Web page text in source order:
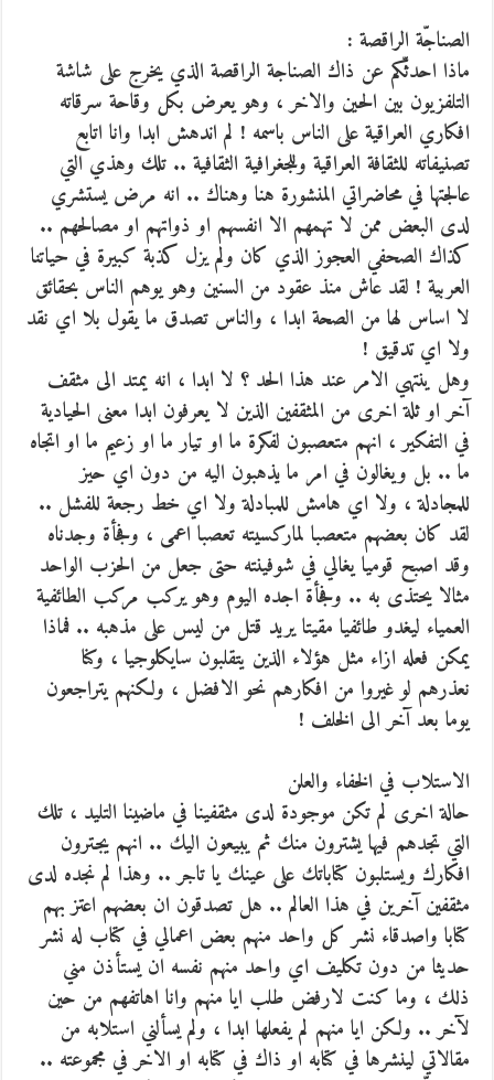
الصناجّة الراقصة :
ماذا احدثّكم عن ذاك الصناجة الراقصة الذي يخرج على شاشة
التلفزيون بين الحين والاخر ، وهو يعرض بكل وقاحة سرقاته
افكاري العراقية على الناس باسمه ! لم اندهش ابدا وانا اتابع
تصنيفاته للثقافة العراقية وللجغرافية الثقافية .. تلك وهذي التي
عالجتها في محاضراتي المنشورة هنا وهناك .. انه مرض يستشري
لدى البعض ممن لا تهمهم الا انفسهم او ذواتهم او مصالحهم ..
كذاك الصحفي العجوز الذي كان ولم يزل كذبة كبيرة في حياتنا
العربية ! لقد عاش منذ عقود من السنين وهو يوهم الناس بحقائق
لا اساس لها من الصحة ابدا ، والناس تصدق ما يقول بلا اي نقد
ولا اي تدقيق !
وهل ينتهي الامر عند هذا الحد ؟ لا ابدا ، انه يمتد الى مثقف
آخر او ثلة اخرى من المثقفين الذين لا يعرفون ابدا معنى الحيادية
في التفكير ، انهم متعصبون لفكرة ما او تيار ما او زعيم ما او اتجاه
ما .. بل ويغالون في امر ما يذهبون اليه من دون اي حيز
للمجادلة ، ولا اي هامش للمبادلة ولا اي خط رجعة للفشل ..
لقد كان بعضهم متعصبا لماركسيته تعصبا اعمى ، وفجأة وجدناه
وقد اصبح قوميا يغالي في شوفينته حتى جعل من الحزب الواحد
مثالا يحتذى به .. وفجأة اجده اليوم وهو يركب مركب الطائفية
العمياء ليغدو طائفيا مقيتا يريد قتل من ليس على مذهبه .. فماذا
يمكن فعله ازاء مثل هؤلاء الذين يتقلبون سايكلوجيا ، وكنا
نعذرهم لو غيروا من افكارهم نحو الافضل ، ولكنهم يتراجعون
يوما بعد آخر الى الخلف !
الاستلاب في الخفاء والعلن
حالة اخرى لم تكن موجودة لدى مثقفينا في ماضينا التليد ، تلك
التي تجدهم فيها يشترون منك ثم يبيعون اليك .. انهم يجترون
افكارك ويستلبون كتاباتك على عينك يا تاجر .. وهذا لم نجده لدى
مثقفين آخرين في هذا العالم .. هل تصدقون ان بعضهم اعتز بهم
كتابا واصدقاء نشر كل واحد منهم بعض اعمالي في كتاب له نشر
حديثا من دون تكليف اي واحد منهم نفسه ان يستأذن مني
ذلك ، وما كنت لارفض طلب ايا منهم وانا اهاتفهم من حين
لآخر .. ولكن ايا منهم لم يفعلها ابدا ، ولم يسألني استلابه من
مقالاتي لينشرها في كتابه او ذاك في كتابه او الاخر في مجموعته ..